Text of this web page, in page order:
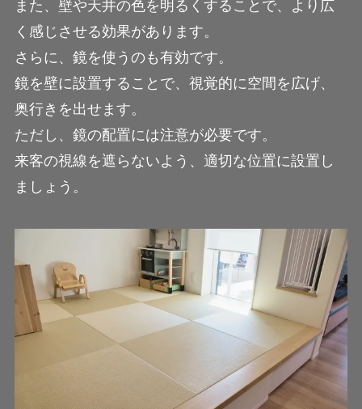
また、壁や天井の色を明るくすることで、より広
く感じさせる効果があります。
さらに、鏡を使うのも有効です。
鏡を壁に設置することで、視覚的に空間を広げ、
奥行きを出せます。
ただし、鏡の配置には注意が必要です。
来客の視線を遮らないよう、適切な位置に設置し
ましょう。